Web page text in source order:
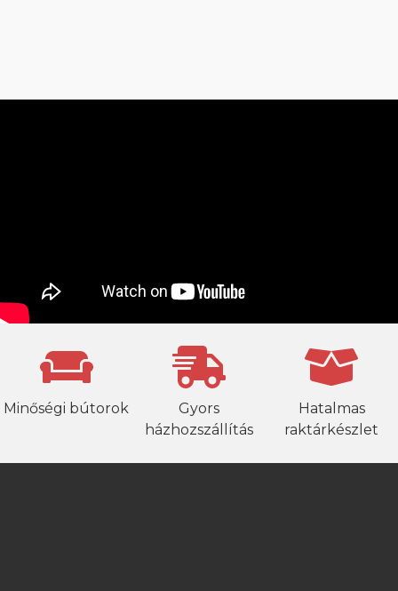
Minőségi bútorok
Gyors
házhozszállítás
Hatalmas
raktárkészlet